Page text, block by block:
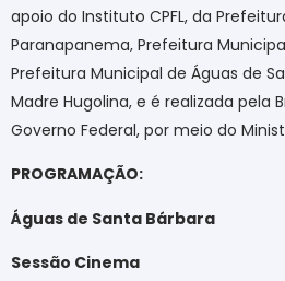
apoio do Instituto CPFL, da
Paranapanema, Prefeitura
Prefeitura Municipal de Águas de
Madre Hugolina, e é realizada pela
Governo Federal, por meio do
PROGRAMAÇÃO:
Águas de Santa Bárbara
Sessão Cinema